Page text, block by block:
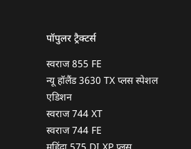
पॉपुलर ट्रैक्टर्स
स्वराज 855 FE
न्यू हॉलैंड 3630 TX प्लस स्पेशल
एडिशन
स्वराज 744 XT
स्वराज 744 FE